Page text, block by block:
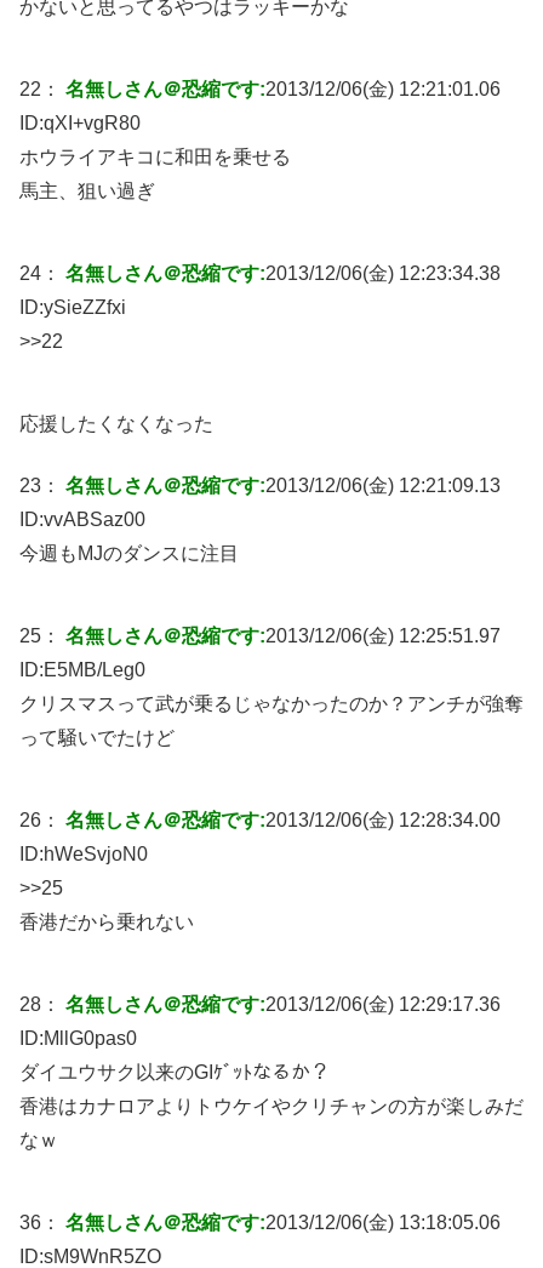
かないと思ってるやつはラッキーかな
22： 名無しさん＠恐縮です:2013/12/06(金) 12:21:01.06
ID:qXI+vgR80
ホウライアキコに和田を乗せる
馬主、狙い過ぎ
24： 名無しさん＠恐縮です:2013/12/06(金) 12:23:34.38
ID:ySieZZfxi
>>22
応援したくなくなった
23： 名無しさん＠恐縮です:2013/12/06(金) 12:21:09.13
ID:vvABSaz00
今週もMJのダンスに注目
25： 名無しさん＠恐縮です:2013/12/06(金) 12:25:51.97
ID:E5MB/Leg0
クリスマスって武が乗るじゃなかったのか？アンチが強奪
って騒いでたけど
26： 名無しさん＠恐縮です:2013/12/06(金) 12:28:34.00
ID:hWeSvjoN0
>>25
香港だから乗れない
28： 名無しさん＠恐縮です:2013/12/06(金) 12:29:17.36
ID:MllG0pas0
ダイユウサク以来のGIｹﾞｯﾄなるか？
香港はカナロアよりトウケイやクリチャンの方が楽しみだ
なｗ
36： 名無しさん＠恐縮です:2013/12/06(金) 13:18:05.06
ID:sM9WnR5ZO